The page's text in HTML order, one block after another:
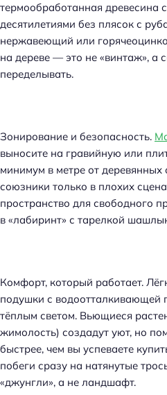
термообработанная древесина
десятилетиями без плясок с
нержавеющий или
на дереве — это не «винтаж», а
переделывать.
Зонирование и безопасность.
выносите на гравийную или
минимум в метре от
союзники только в плохих
пространство для свободного
в «лабиринт» с тарелкой
Комфорт, который работает.
подушки с водоотталкивающей
тёплым светом. Вьющиеся
жимолость) создадут уют, но
быстрее, чем вы успеваете
побеги сразу на натянутые
«джунгли», а не ландшафт.